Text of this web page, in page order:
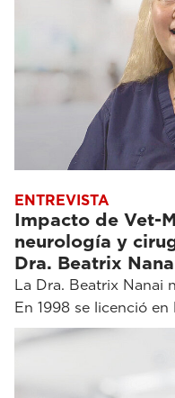
ENTREVISTA
Impacto de Vet-
neurología y
Dra. Beatrix
La Dra. Beatrix Nanai
En 1998 se licenció en